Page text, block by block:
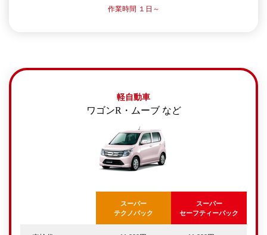
作業時間 １日～
軽自動車
ワゴンR・ムーブ など
スーパー
テクノパック
スーパー
セーフティーパック